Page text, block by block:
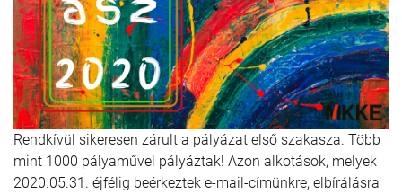
Rendkívül sikeresen zárult a pályázat első szakasza. Több
mint 1000 pályaművel pályáztak! Azon alkotások, melyek
2020.05.31. éjfélig beérkeztek e-mail-címünkre, elbírálásra